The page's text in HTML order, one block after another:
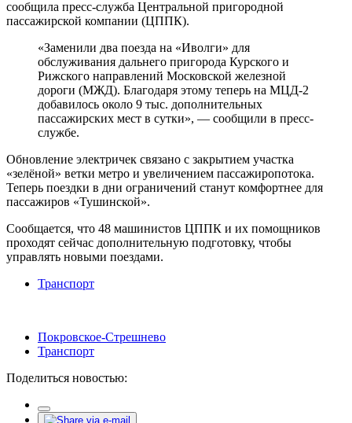
сообщила пресс-служба Центральной пригородной
пассажирской компании (ЦППК).
«Заменили два поезда на «Иволги» для
обслуживания дальнего пригорода Курского и
Рижского направлений Московской железной
дороги (МЖД). Благодаря этому теперь на МЦД-2
добавилось около 9 тыс. дополнительных
пассажирских мест в сутки», — сообщили в пресс-
службе.
Обновление электричек связано с закрытием участка
«зелёной» ветки метро и увеличением пассажиропотока.
Теперь поездки в дни ограничений станут комфортнее для
пассажиров «Тушинской».
Сообщается, что 48 машинистов ЦППК и их помощников
проходят сейчас дополнительную подготовку, чтобы
управлять новыми поездами.
Транспорт
Покровское-Стрешнево
Транспорт
Поделиться новостью: